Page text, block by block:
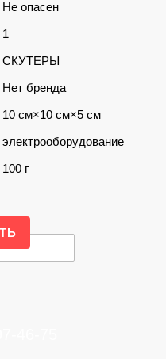
Не опасен
1
СКУТЕРЫ
Нет бренда
10 см×10 см×5 см
электрооборудование
100 г